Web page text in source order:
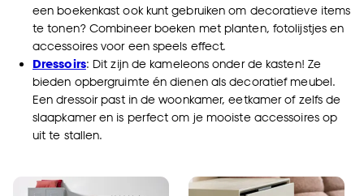
een boekenkast ook kunt gebruiken om decoratieve items
te tonen? Combineer boeken met planten, fotolijstjes en
accessoires voor een speels effect.
Dressoirs: Dit zijn de kameleons onder de kasten! Ze
bieden opbergruimte én dienen als decoratief meubel.
Een dressoir past in de woonkamer, eetkamer of zelfs de
slaapkamer en is perfect om je mooiste accessoires op
uit te stallen.